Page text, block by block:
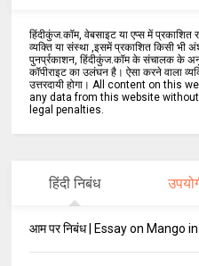
हिंदीकुंज.कॉम, वेबसाइट या एप्स में प्रकाशित
व्यक्ति या संस्था ,इसमें प्रकाशित किसी भी
पुनर्प्रकाशन, हिंदीकुंज.कॉम के संचालक के
कॉपीराइट का उलंघन है। ऐसा करने वाला
उत्तरदायी होगा। All content on this
any data from this website
legal penalties.
हिंदी निबंध
आम पर निबंध | Essay on Mango